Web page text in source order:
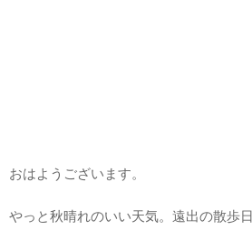
おはようございます。
やっと秋晴れのいい天気。遠出の散歩日